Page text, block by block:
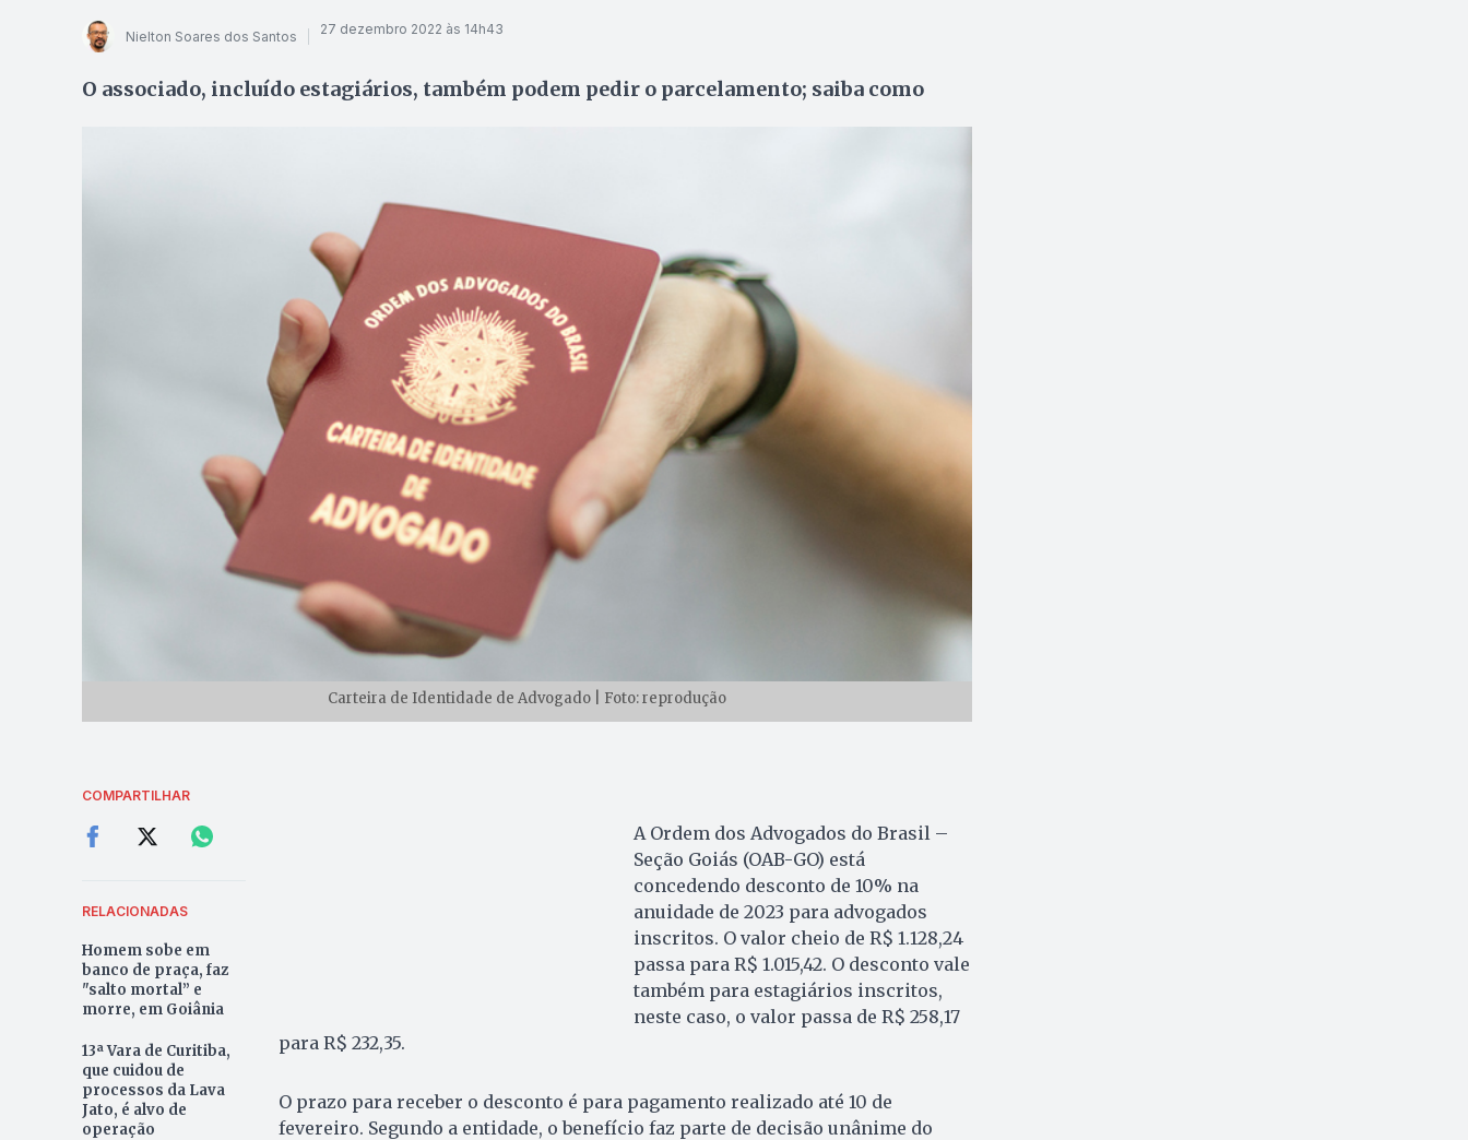
Nielton Soares dos Santos 27 dezembro 2022 às 14h43
O associado, incluído estagiários, também podem pedir o parcelamento; saiba como
Carteira de Identidade de Advogado | Foto: reprodução
COMPARTILHAR
RELACIONADAS
Homem sobe em
banco de praça, faz
"salto mortal” e
morre, em Goiânia
13ª Vara de Curitiba,
que cuidou de
processos da Lava
Jato, é alvo de
operação
A Ordem dos Advogados do Brasil –
Seção Goiás (OAB-GO) está
concedendo desconto de 10% na
anuidade de 2023 para advogados
inscritos. O valor cheio de R$ 1.128,24
passa para R$ 1.015,42. O desconto vale
também para estagiários inscritos,
neste caso, o valor passa de R$ 258,17
para R$ 232,35.
O prazo para receber o desconto é para pagamento realizado até 10 de
fevereiro. Segundo a entidade, o benefício faz parte de decisão unânime do